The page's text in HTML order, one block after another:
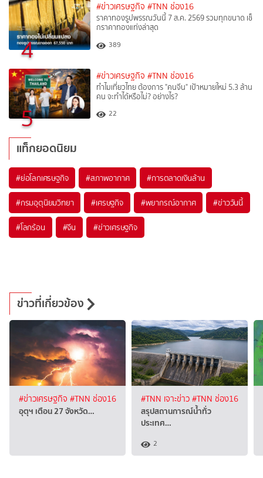
4
#ข่าวเศรษฐกิจ #TNN ช่อง16
ราคาทองรูปพรรณวันนี้ 7 ส.ค. 2569 รวมทุกขนาด เช็
กราคาทองแท่งล่าสุด
389
5
#ข่าวเศรษฐกิจ #TNN ช่อง16
ทำไมเที่ยวไทย ต้องการ "คนจีน" เป้าหมายใหม่ 5.3 ล้าน
คน จะทำได้หรือไม่? อย่างไร?
22
แท็กยอดนิยม
#ย่อโลกเศรษฐกิจ #สภาพอากาศ #การตลาดเงินล้าน
#กรมอุตุนิยมวิทยา #เศรษฐกิจ #พยากรณ์อากาศ #ข่าววันนี้
#โลกร้อน #จีน #ข่าวเศรษฐกิจ
ข่าวที่เกี่ยวข้อง
#ข่าวเศรษฐกิจ #TNN ช่อง16
อุตุฯ เตือน 27 จังหวัด…
#TNN เจาะข่าว#TNN ช่อง16
สรุปสถานการณ์น้ำทั่ว
ประเทศ…
2